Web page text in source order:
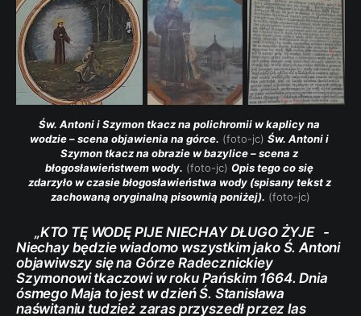
Św. Antoni i Szymon tkacz na polichromii w kaplicy na
wodzie – scena objawienia na górce. (foto-jc) Św. Antoni i
Szymon tkacz na obrazie w bazylice – scena z
błogosławieństwem wody. (foto-jc) Opis tego co się
zdarzyło w czasie błogosławieństwa wody (spisany tekst z
zachowaną oryginalną pisownią poniżej). (foto-jc)
„KTO TĘ WODĘ PIJE NIECHAY DŁUGO ŻYJE -
Niechay będzie wiadomo wszystkim jako Ś. Antoni
objawiwszy się na Górze Radecznickiey
Szymonowi tkaczowi w roku Pańskim 1664. Dnia
ósmego Maja to jest w dzień Ś. Stanisława
naświtaniu tudzież zaras przyszedł przez las